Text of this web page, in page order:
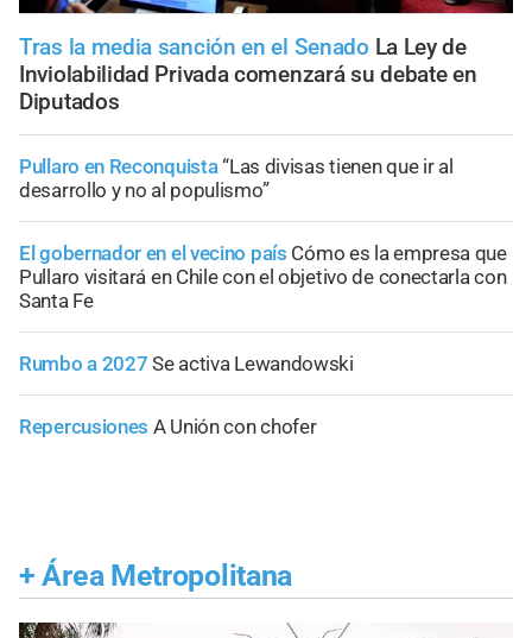
Tras la media sanción en el Senado La Ley de
Inviolabilidad Privada comenzará su debate en
Diputados
Pullaro en Reconquista“Las divisas tienen que ir al
desarrollo y no al populismo”
El gobernador en el vecino país Cómo es la empresa que
Pullaro visitará en Chile con el objetivo de conectarla con
Santa Fe
Rumbo a 2027 Se activa Lewandowski
Repercusiones A Unión con chofer
+ Área Metropolitana